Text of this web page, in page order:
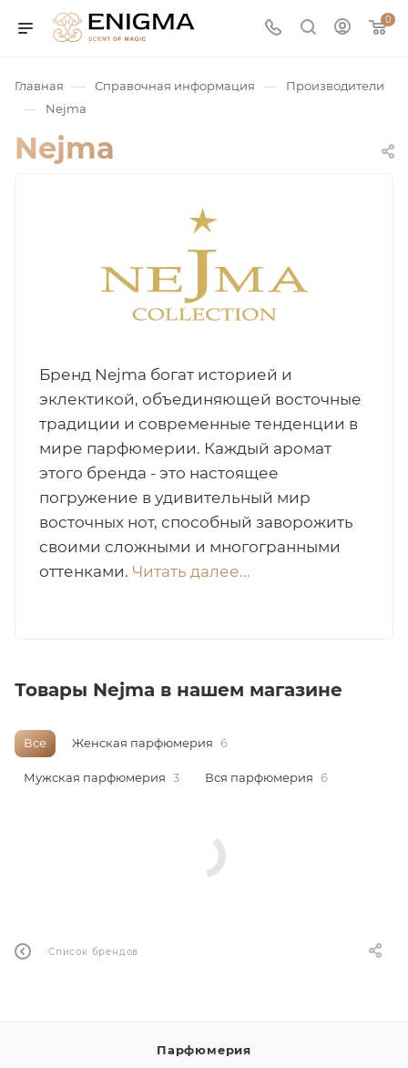
0
/ Нишевая
Арабская
Главная — Справочная информация — Производители
— Nejma
Nejma
Бренд Nejma богат историей и
эклектикой, объединяющей восточные
традиции и современные тенденции в
мире парфюмерии. Каждый аромат
этого бренда - это настоящее
погружение в удивительный мир
восточных нот, способный заворожить
своими сложными и многогранными
оттенками. Читать далее...
Товары Nejma в нашем магазине
Все Женская парфюмерия 6
Мужская парфюмерия 3 Вся парфюмерия 6
Список брендов
Парфюмерия